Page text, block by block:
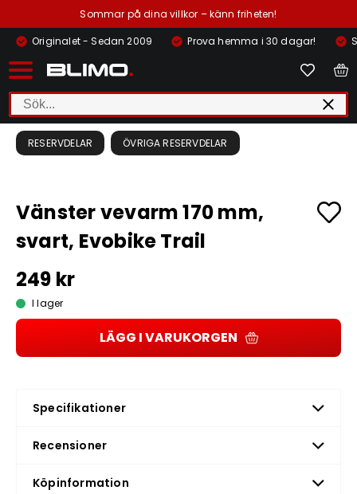
Sommar på dina villkor – känn friheten!
Originalet - Sedan 2009
Prova hemma i 30 dagar!
RESERVDELAR ÖVRIGA RESERVDELAR
Vänster vevarm 170 mm,
svart, Evobike Trail
249 kr
I lager
LÄGG I VARUKORGEN
Specifikationer
Recensioner
Köpinformation